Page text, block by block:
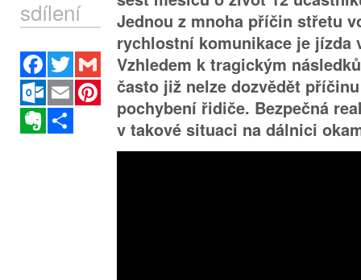
sdílení
Facebook
Twitter
Gmail
Outlook.com
Email
Pinterest
Evernote
Jednou z mnoha příčin střetu
rychlostní komunikace je jízda
Vzhledem k tragickým
často již nelze dozvědět
pochybení řidiče. Bezpečná
v takové situaci na dálnici